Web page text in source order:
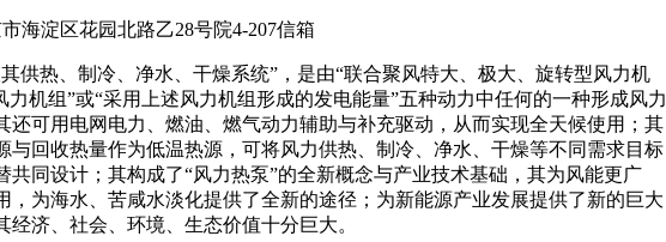
海淀区花园北路乙28号院4-207信箱
供热、制冷、净水、干燥系统”，是由“联合聚风特大、极大、旋转型风力机
力机组”或“采用上述风力机组形成的发电能量”五种动力中任何的一种形成风力
还可用电网电力、燃油、燃气动力辅助与补充驱动，从而实现全天候使用；其
与回收热量作为低温热源，可将风力供热、制冷、净水、干燥等不同需求目标
共同设计；其构成了“风力热泵”的全新概念与产业技术基础，其为风能更广
，为海水、苦咸水淡化提供了全新的途径；为新能源产业发展提供了新的巨大
经济、社会、环境、生态价值十分巨大。